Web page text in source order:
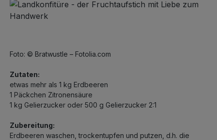
Foto: © Bratwustle – Fotolia.com
Zutaten:
etwas mehr als 1 kg Erdbeeren
1 Päckchen Zitronensäure
1 kg Gelierzucker oder 500 g Gelierzucker 2:1
Zubereitung:
Erdbeeren waschen, trockentupfen und putzen, d.h. die